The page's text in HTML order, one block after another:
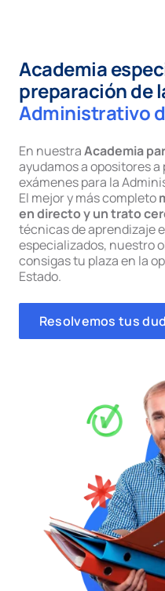
Academia
preparación de
Administrativo
En nuestraAcademia
ayudamos a opositores
exámenes para la
El mejor y más completo
en directo y un trato
técnicas de aprendizaje
especializados, nuestro
consigas tu plaza en la
Estado.
Resolvemos tus